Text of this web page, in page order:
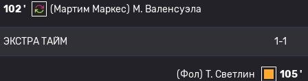
102 ' (Мартим Маркес) М. Валенсуэла
ЭКСТРА ТАЙМ 1-1
105 '
T. Светлин
(Фол)